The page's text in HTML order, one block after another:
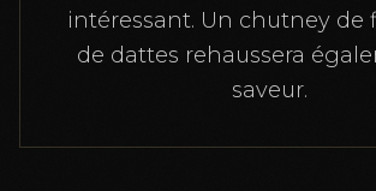
intéressant. Un chutney de
de dattes rehaussera
saveur.